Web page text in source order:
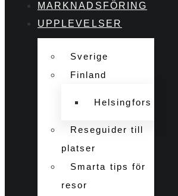
MARKNADSFÖRING
UPPLEVELSER
Sverige
Finland
Helsingfors
Reseguider till
platser
Smarta tips för
resor